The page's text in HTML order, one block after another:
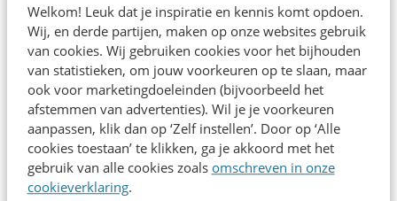
Welkom! Leuk dat je inspiratie en kennis komt opdoen.
Wij, en derde partijen, maken op onze websites gebruik
van cookies. Wij gebruiken cookies voor het bijhouden
van statistieken, om jouw voorkeuren op te slaan, maar
ook voor marketingdoeleinden (bijvoorbeeld het
afstemmen van advertenties). Wil je je voorkeuren
aanpassen, klik dan op ‘Zelf instellen’. Door op ‘Alle
cookies toestaan’ te klikken, ga je akkoord met het
gebruik van alle cookies zoals omschreven in onze
cookieverklaring.
In deze keynote ontdek je hoe je meebeweegt met
een platformwereld die visueel denkt, zonder je
strategie uit handen te geven. Hoe combineer je data
en creativiteit, nu data belangrijker maar ook moeilijker
te verkrijgen is? En hoe zorg je dat ze elkaar
versterken in plaats van uitsluiten?
Joris neemt je mee langs vragen die bepalend zijn